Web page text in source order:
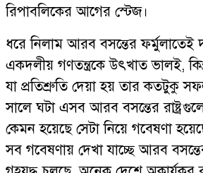
রিপাবলিকের আগের স্টেজ।
ধরে নিলাম আরব বসন্তের
একদলীয় গণতন্ত্রকে উৎখাত ভালই,
যা প্রতিশ্রুতি দেয়া হয় তার কতটুকু
সালে ঘটা এসব আরব বসন্তের
কেমন হয়েছে সেটা নিয়ে গবেষণা
সব গবেষণায় দেখা যাচ্ছে আরব